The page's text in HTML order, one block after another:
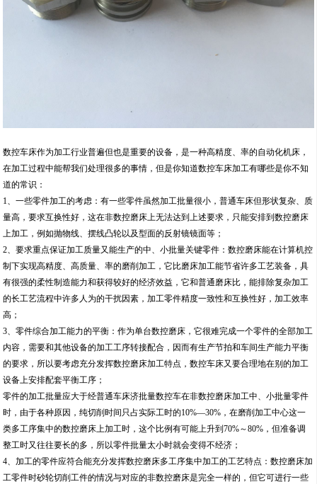
数控车床作为加工行业普遍但也是重要的设备，是一种高精度、率的自动化机床，
在加工过程中能帮我们处理很多的事情，但是你知道数控车床加工有哪些是你不知
道的常识：
1、一些零件加工的考虑：有一些零件虽然加工批量很小，普通车床但形状复杂、质
量高，要求互换性好，这在非数控磨床上无法达到上述要求，只能安排到数控磨床
上加工，例如抛物线、摆线凸轮以及型面的反射镜镜面等；
2、要求重点保证加工质量又能生产的中、小批量关键零件：数控磨床能在计算机控
制下实现高精度、高质量、率的磨削加工，它比磨床加工能节省许多工艺装备，具
有很强的柔性制造能力和获得较好的经济效益，它和普通磨床比，能排除复杂加工
的长工艺流程中许多人为的干扰因素，加工零件精度一致性和互换性好，加工效率
高；
3、零件综合加工能力的平衡：作为单台数控磨床，它很难完成一个零件的全部加工
内容，需要和其他设备的加工工序转接配合，因而有生产节拍和车间生产能力平衡
的要求，所以要考虑充分发挥数控磨床加工特点，数控车床又要合理地在别的加工
设备上安排配套平衡工序；
零件的加工批量应大于经普通车床济批量数控车在非数控磨床加工中、小批量零件
时，由于各种原因，纯切削时间只占实际工时的10%—30%，在磨削加工中心这一
类多工序集中的数控磨床上加工时，这个比例有可能上升到70%～80%，但准备调
整工时又往往要长的多，所以零件批量太小时就会变得不经济；
4、加工的零件应符合能充分发挥数控磨床多工序集中加工的工艺特点：数控磨床加
工零件时砂轮切削工件的情况与对应的非数控磨床是完全一样的，但它可进行一些